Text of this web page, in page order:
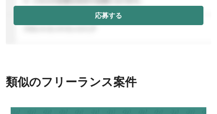
応募する
類似のフリーランス案件